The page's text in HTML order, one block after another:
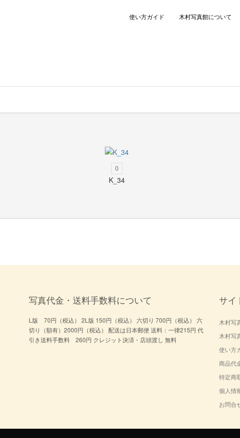
使い方ガイド 木村写真館について
0
K_34
写真代金・送料手数料について
L版 70円（税込） 2L版 150円（税込） 六切り 700円（税込） 六
切り（額有）2000円（税込） 配送は日本郵便 送料：一律215円 代
引き送料手数料 260円 クレジット決済・店頭渡し 無料
サイ
木村写
木村写
使い方
商品代
特定商
個人情
お問合